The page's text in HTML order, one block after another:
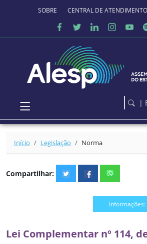
Ir para o conteúdo principal
SOBRE O PORTALCENTRAL DE ATENDIMENTO
|
Início Legislação Norma
Compartilhar:
Lei Complementar nº 114,